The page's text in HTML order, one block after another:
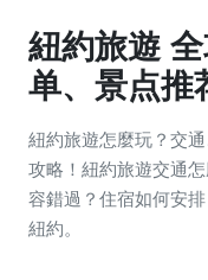
紐約旅遊
单、景点推
紐約旅遊怎麼玩？交
攻略！紐約旅遊交通
容錯過？住宿如何安
紐約。